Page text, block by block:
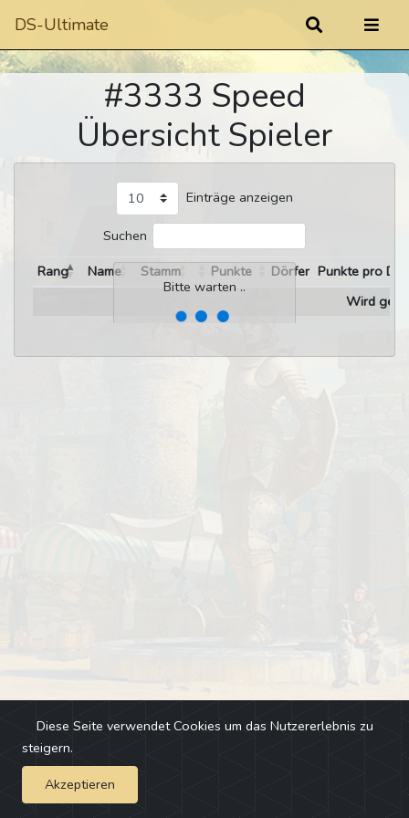
DS-Ultimate
#3333 Speed
Übersicht Spieler
Einträge anzeigen
Suchen
Bitte warten ..
Rang Name Stamm Punkte Dörfer Punkte pro
Wird
Impressum - Changelog
Diese Seite verwendet Cookies um das Nutzererlebnis zu
steigern.
Akzeptieren